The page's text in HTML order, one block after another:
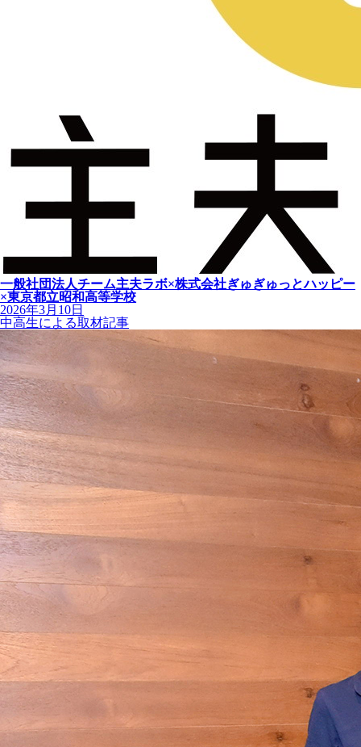
一般社団法人チーム主夫ラボ×株式会社ぎゅぎゅっとハッピー
×東京都立昭和高等学校
2026年3月10日
中高生による取材記事